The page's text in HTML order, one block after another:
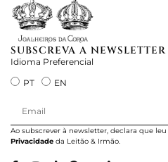
SUBSCREVA A NEWSLETTER
Idioma Preferencial
PT
EN
Ao subscrever à newsletter, declara que
Privacidade da Leitão & Irmão.